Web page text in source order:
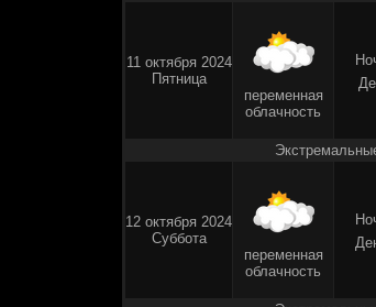
11 октября 2024
Пятница
переменная
облачность
12 октября 2024
Суббота
переменная
облачность